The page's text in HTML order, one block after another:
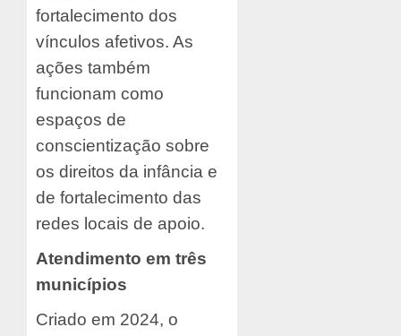
fortalecimento dos
vínculos afetivos. As
ações também
funcionam como
espaços de
conscientização sobre
os direitos da infância e
de fortalecimento das
redes locais de apoio.
Atendimento em três
municípios
Criado em 2024, o